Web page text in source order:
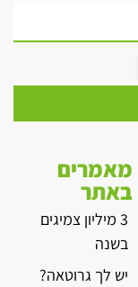
מאמרים
באתר
3 מיליון צמיגים
בשנה
יש לך גרוטאה?